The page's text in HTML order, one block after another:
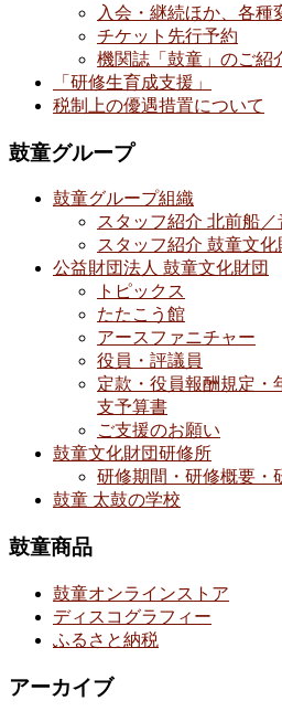
入会・継続ほか、各種
チケット先行予約
機関誌「鼓童」のご紹
「研修生育成支援」
税制上の優遇措置について
鼓童グループ
鼓童グループ組織
スタッフ紹介 北前船／
スタッフ紹介 鼓童文化
公益財団法人 鼓童文化財団
トピックス
たたこう館
アースファニチャー
役員・評議員
定款・役員報酬規定・
支予算書
ご支援のお願い
鼓童文化財団研修所
研修期間・研修概要・
鼓童 太鼓の学校
鼓童商品
鼓童オンラインストア
ディスコグラフィー
ふるさと納税
アーカイブ